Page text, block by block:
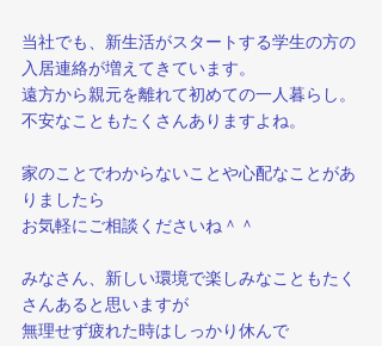
当社でも、新生活がスタートする学生の方の
入居連絡が増えてきています。
遠方から親元を離れて初めての一人暮らし。
不安なこともたくさんありますよね。
家のことでわからないことや心配なことがあ
りましたら
お気軽にご相談くださいね＾＾
みなさん、新しい環境で楽しみなこともたく
さんあると思いますが
無理せず疲れた時はしっかり休んで